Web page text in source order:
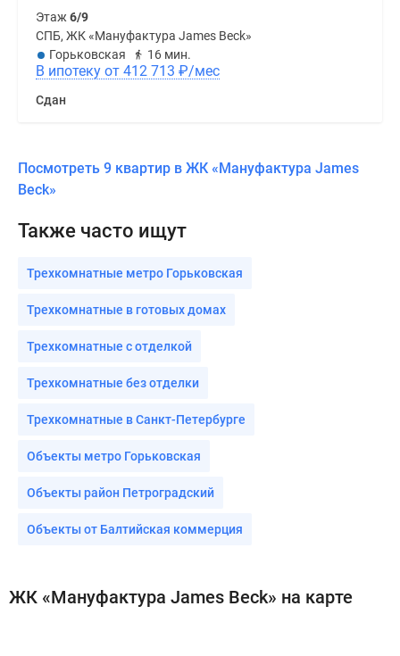
Этаж6/9
СПБ, ЖК «Мануфактура James Beck»
Горьковская
16 мин.
В ипотеку от 412 713 ₽/мес
Сдан
Посмотреть 9 квартир в ЖК «Мануфактура James
Beck»
Также часто ищут
Трехкомнатные метро Горьковская
Трехкомнатные в готовых домах
Трехкомнатные с отделкой
Трехкомнатные без отделки
Трехкомнатные в Санкт-Петербурге
Объекты метро Горьковская
Объекты район Петроградский
Объекты от Балтийская коммерция
ЖК «Мануфактура James Beck» на карте